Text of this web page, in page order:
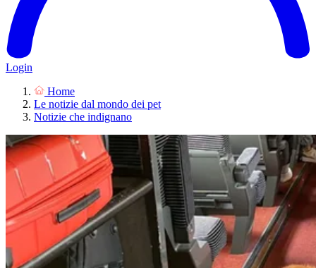
Login
Home
Le notizie dal mondo dei pet
Notizie che indignano